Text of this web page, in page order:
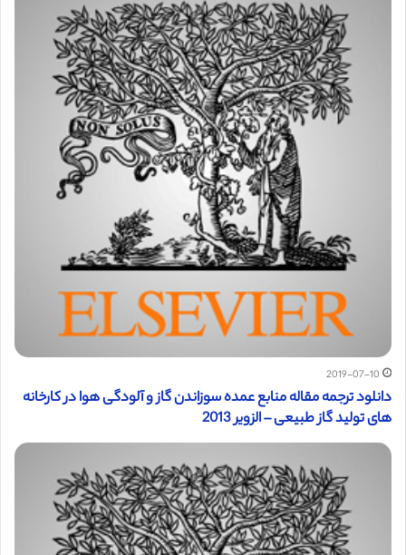
2019-07-10
دانلود ترجمه مقاله منابع عمده سوزاندن گاز و آلودگی هوا در کارخانه
های تولید گاز طبیعی – الزویر 2013